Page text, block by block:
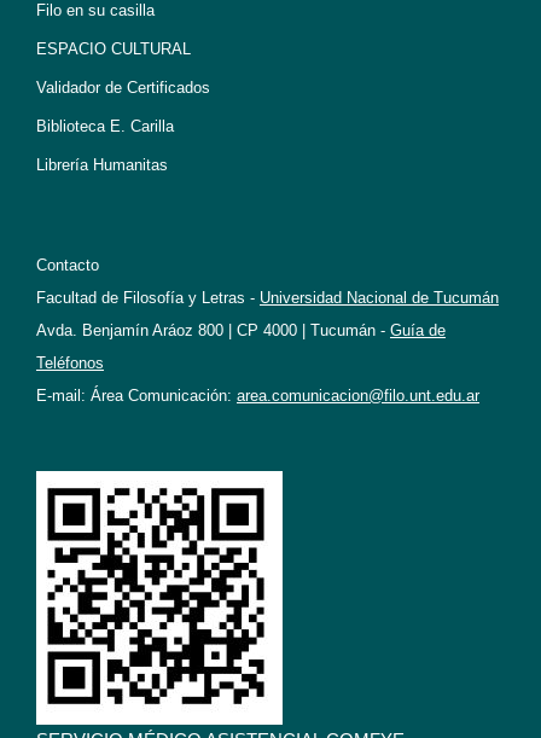
Filo en su casilla
ESPACIO CULTURAL
Validador de Certificados
Biblioteca E. Carilla
Librería Humanitas
Contacto
Facultad de Filosofía y Letras - Universidad Nacional de Tucumán
Avda. Benjamín Aráoz 800 | CP 4000 | Tucumán - Guía de
Teléfonos
E-mail: Área Comunicación: area.comunicacion@filo.unt.edu.ar